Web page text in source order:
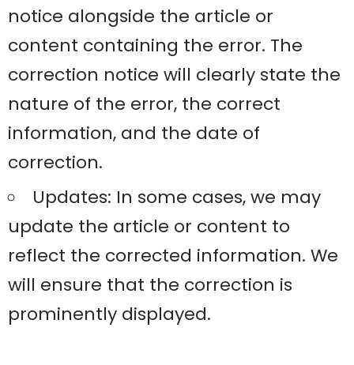
notice alongside the article or
content containing the error. The
correction notice will clearly state the
nature of the error, the correct
information, and the date of
correction.
Updates: In some cases, we may
update the article or content to
reflect the corrected information. We
will ensure that the correction is
prominently displayed.